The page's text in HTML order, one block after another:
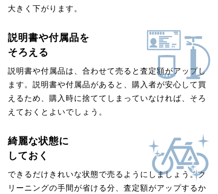
大きく下がります。
説明書や付属品を
そろえる
説明書や付属品は、合わせて売ると査定額がアップし
ます。説明書や付属品があると、購入者が安心して買
えるため、購入時に捨ててしまっていなければ、そろ
えておくとよいでしょう。
綺麗な状態に
しておく
できるだけきれいな状態で売るようにしましょう。ク
リーニングの手間が省ける分、査定額がアップするか